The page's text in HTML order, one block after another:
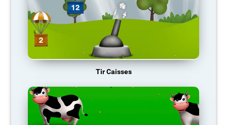
Tir Caisses